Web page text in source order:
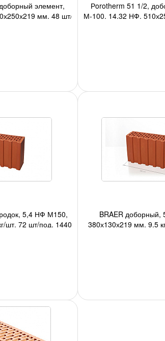
элемент,
мм, 48 шт/
Рorotherm 51 1/2,
М-100, 14,32 НФ,
5,4 НФ М150,
шт, 72 шт/под, 1440
BRAER
380х130х219 мм, 9,5